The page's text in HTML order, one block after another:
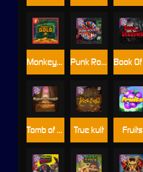
Monkey's Gold xPays
Tomb of Akhenaten Fruits
Punk Rocker
True kult